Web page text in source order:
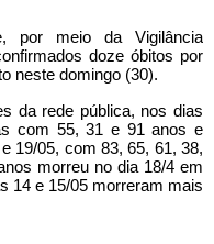
por meio da Vigilância
doze óbitos por
neste domingo (30).
da rede pública, nos dias
com 55, 31 e 91 anos e
19/05, com 83, 65, 61, 38,
morreu no dia 18/4 em
14 e 15/05 morreram mais